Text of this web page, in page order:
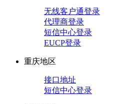
无线客户通登录
代理商登录
短信中心登录
EUCP登录
重庆地区
接口地址
短信中心登录